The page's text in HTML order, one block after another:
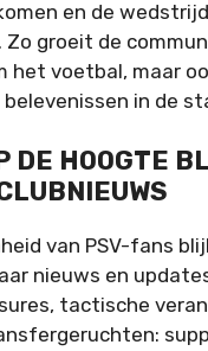
en de wedstrijd
Zo groeit de
het voetbal, maar
in de
DE HOOGTE
van PSV-fans
nieuws en
tactische